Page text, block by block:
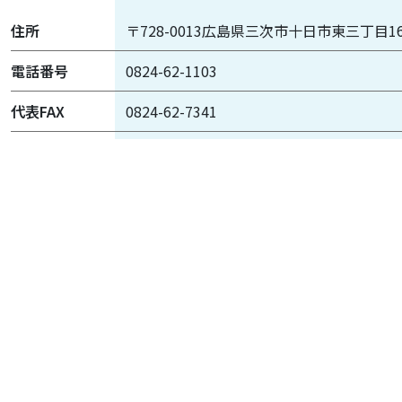
住所
〒728-0013広島県三次市十日市東三丁目
電話番号
0824-62-1103
代表FAX
0824-62-7341